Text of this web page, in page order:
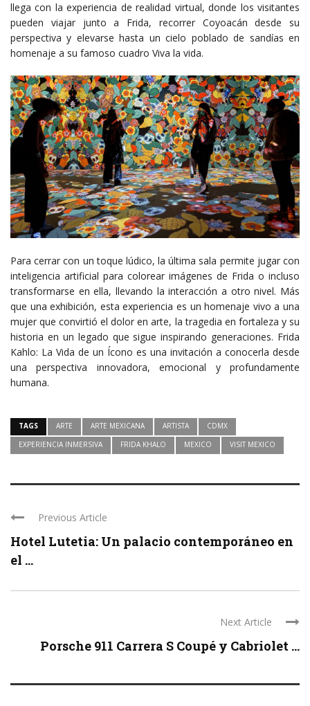
llega con la experiencia de realidad virtual, donde los visitantes
pueden viajar junto a Frida, recorrer Coyoacán desde su
perspectiva y elevarse hasta un cielo poblado de sandías en
homenaje a su famoso cuadro Viva la vida.
Para cerrar con un toque lúdico, la última sala permite jugar con
inteligencia artificial para colorear imágenes de Frida o incluso
transformarse en ella, llevando la interacción a otro nivel. Más
que una exhibición, esta experiencia es un homenaje vivo a una
mujer que convirtió el dolor en arte, la tragedia en fortaleza y su
historia en un legado que sigue inspirando generaciones. Frida
Kahlo: La Vida de un Ícono es una invitación a conocerla desde
una perspectiva innovadora, emocional y profundamente
humana.
TAGS ARTE ARTE MEXICANA ARTISTA
CDMX
EXPERIENCIA INMERSIVA
FRIDA KHALO MEXICO VISIT MEXICO
Previous Article
Hotel Lutetia: Un palacio contemporáneo en
el ...
Next Article
Porsche 911 Carrera S Coupé y Cabriolet ...